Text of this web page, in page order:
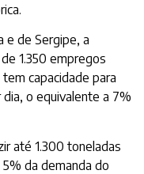
e de Sergipe, a
1.350 empregos
capacidade para
o equivalente a 7%
até 1.300 toneladas
da demanda do